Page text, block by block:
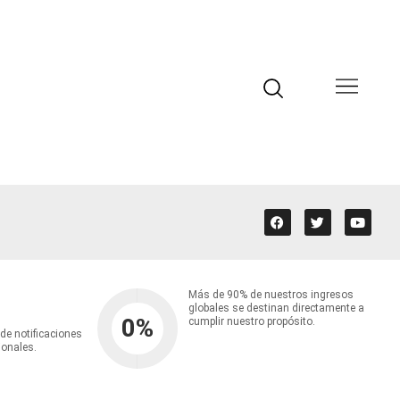
notificaciones
0%
Más de 90% de nuestros ingresos
globales se destinan directamente a
cumplir nuestro propósito.